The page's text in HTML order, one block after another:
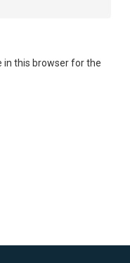
in this browser for the